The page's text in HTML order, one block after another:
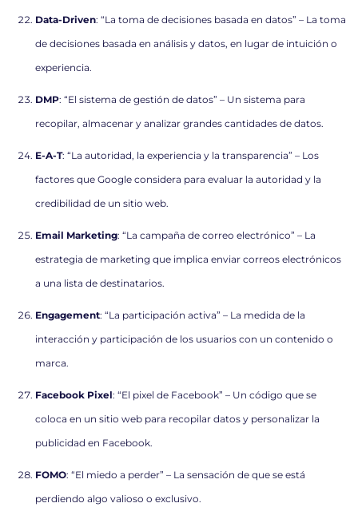
Data-Driven: “La toma de decisiones basada en datos” – La toma
de decisiones basada en análisis y datos, en lugar de intuición o
experiencia.
DMP: “El sistema de gestión de datos” – Un sistema para
recopilar, almacenar y analizar grandes cantidades de datos.
E-A-T: “La autoridad, la experiencia y la transparencia” – Los
factores que Google considera para evaluar la autoridad y la
credibilidad de un sitio web.
Email Marketing: “La campaña de correo electrónico” – La
estrategia de marketing que implica enviar correos electrónicos
a una lista de destinatarios.
Engagement: “La participación activa” – La medida de la
interacción y participación de los usuarios con un contenido o
marca.
Facebook Pixel: “El pixel de Facebook” – Un código que se
coloca en un sitio web para recopilar datos y personalizar la
publicidad en Facebook.
FOMO: “El miedo a perder” – La sensación de que se está
perdiendo algo valioso o exclusivo.